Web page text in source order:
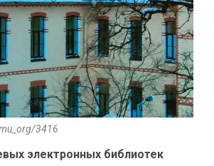
3416
электронных библиотек